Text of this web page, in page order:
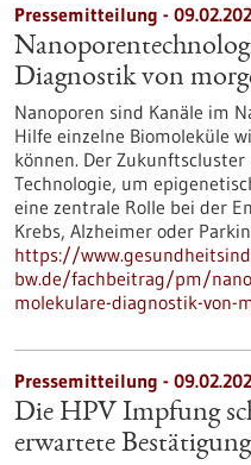
Pressemitteilung -
Diagnostik von
Nanoporen sind Kanäle im
Hilfe einzelne Biomoleküle
können. Der
Technologie, um
eine zentrale Rolle bei der
Krebs, Alzheimer oder
https://
bw.de/fachbeitrag/pm/
molekulare-diagnostik-von-
Pressemitteilung -
Die HPV Impfung
erwartete